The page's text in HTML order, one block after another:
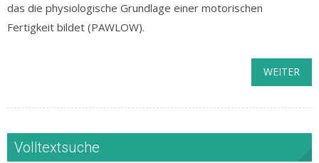
das die physiologische Grundlage einer motorischen
Fertigkeit bildet (PAWLOW).
WEITER
Volltextsuche